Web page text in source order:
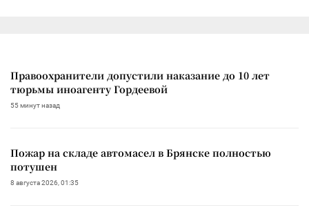
Правоохранители допустили наказание до 10 лет
тюрьмы иноагенту Гордеевой
55 минут назад
Пожар на складе автомасел в Брянске полностью
потушен
8 августа 2026, 01:35